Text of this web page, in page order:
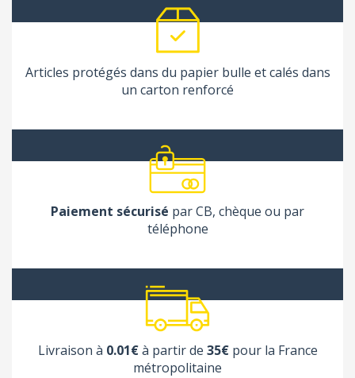
Articles protégés dans du papier bulle et calés dans
un carton renforcé
Paiement sécurisé par CB, chèque ou par
téléphone
Livraison à 0.01€à partir de 35€pour la France
métropolitaine